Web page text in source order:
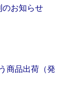
のお知らせ
商品出荷（発